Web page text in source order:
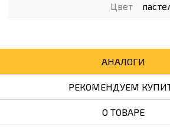
Цвет
АНАЛОГИ
РЕКОМЕНДУЕМ
О ТОВАРЕ